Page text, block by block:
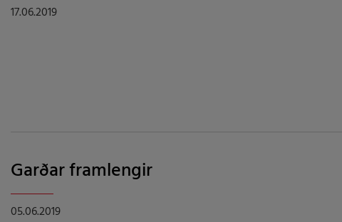
17.06.2019
Garðar framlengir
05.06.2019